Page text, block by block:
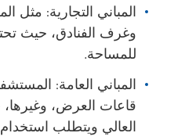
المباني التجارية: مثل
وغرف الفنادق، حيث
للمساحة.
المباني العامة:
قاعات العرض،
العالي ويتطلب استخدام